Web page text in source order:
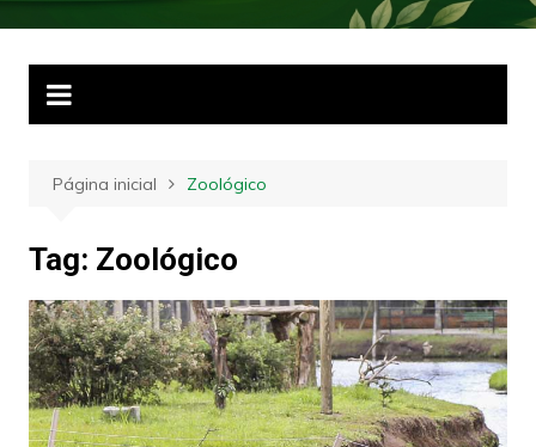
Página inicial Zoológico
Tag: Zoológico